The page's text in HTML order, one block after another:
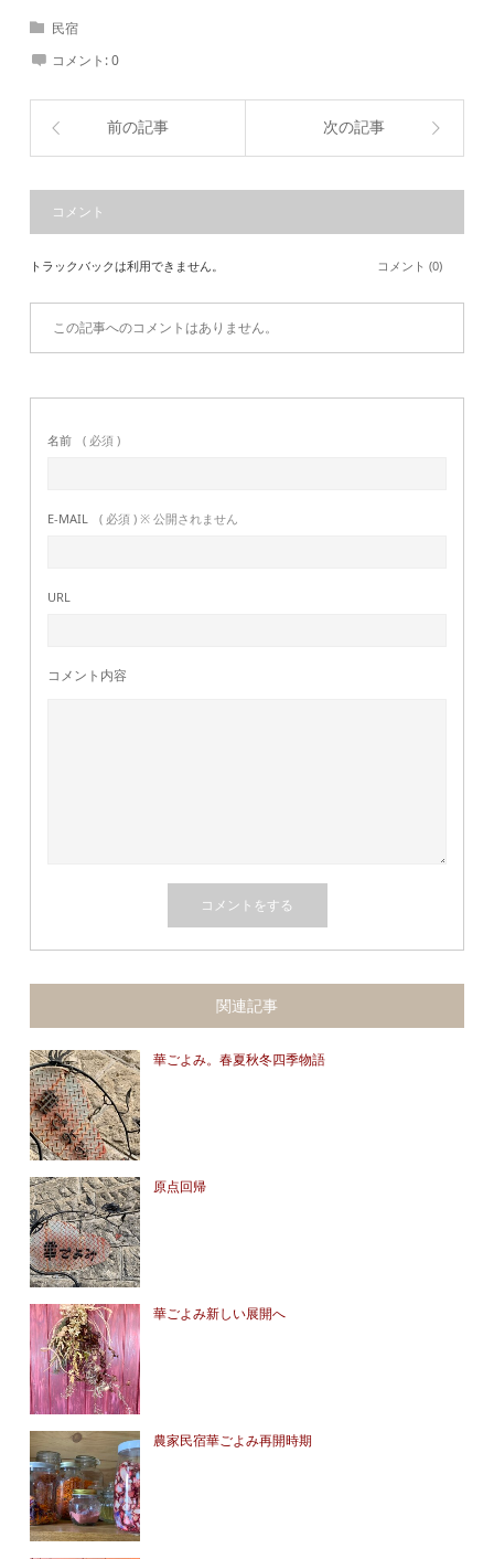
民宿
コメント:0
前の記事 次の記事
コメント
トラックバックは利用できません。 コメント (0)
この記事へのコメントはありません。
名前 ( 必須 )
E-MAIL ( 必須 ) ※ 公開されません
URL
コメント内容
関連記事
華ごよみ。春夏秋冬四季物語
原点回帰
華ごよみ新しい展開へ
農家民宿華ごよみ再開時期